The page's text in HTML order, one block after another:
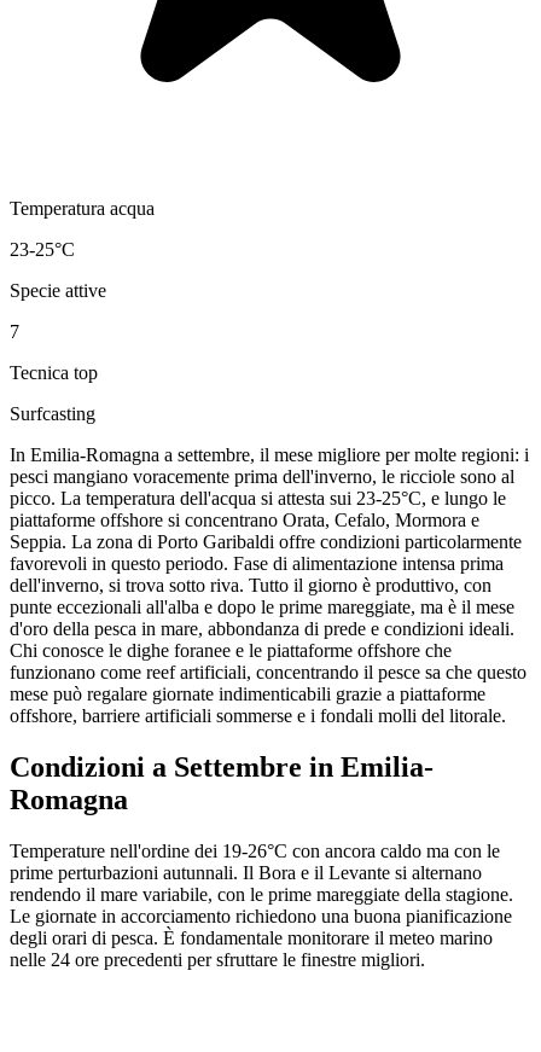
Temperatura acqua
23-25°C
Specie attive
7
Tecnica top
Surfcasting
In Emilia-Romagna a settembre, il mese migliore per molte regioni: i
pesci mangiano voracemente prima dell'inverno, le ricciole sono al
picco. La temperatura dell'acqua si attesta sui 23-25°C, e lungo le
piattaforme offshore si concentrano Orata, Cefalo, Mormora e
Seppia. La zona di Porto Garibaldi offre condizioni particolarmente
favorevoli in questo periodo. Fase di alimentazione intensa prima
dell'inverno, si trova sotto riva. Tutto il giorno è produttivo, con
punte eccezionali all'alba e dopo le prime mareggiate, ma è il mese
d'oro della pesca in mare, abbondanza di prede e condizioni ideali.
Chi conosce le dighe foranee e le piattaforme offshore che
funzionano come reef artificiali, concentrando il pesce sa che questo
mese può regalare giornate indimenticabili grazie a piattaforme
offshore, barriere artificiali sommerse e i fondali molli del litorale.
Condizioni a Settembre in Emilia-
Romagna
Temperature nell'ordine dei 19-26°C con ancora caldo ma con le
prime perturbazioni autunnali. Il Bora e il Levante si alternano
rendendo il mare variabile, con le prime mareggiate della stagione.
Le giornate in accorciamento richiedono una buona pianificazione
degli orari di pesca. È fondamentale monitorare il meteo marino
nelle 24 ore precedenti per sfruttare le finestre migliori.